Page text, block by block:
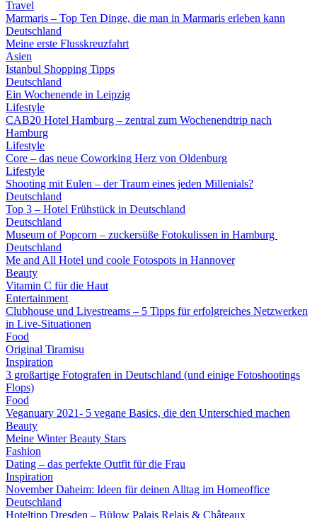
Travel
Marmaris – Top Ten Dinge, die man in Marmaris erleben kann
Deutschland
Meine erste Flusskreuzfahrt
Asien
Istanbul Shopping Tipps
Deutschland
Ein Wochenende in Leipzig
Lifestyle
CAB20 Hotel Hamburg – zentral zum Wochenendtrip nach
Hamburg
Lifestyle
Core – das neue Coworking Herz von Oldenburg
Lifestyle
Shooting mit Eulen – der Traum eines jeden Millenials?
Deutschland
Top 3 – Hotel Frühstück in Deutschland
Deutschland
Museum of Popcorn – zuckersüße Fotokulissen in Hamburg
Deutschland
Me and All Hotel und coole Fotospots in Hannover
Beauty
Vitamin C für die Haut
Entertainment
Clubhouse und Livestreams – 5 Tipps für erfolgreiches Netzwerken
in Live-Situationen
Food
Original Tiramisu
Inspiration
3 großartige Fotografen in Deutschland (und einige Fotoshootings
Flops)
Food
Veganuary 2021- 5 vegane Basics, die den Unterschied machen
Beauty
Meine Winter Beauty Stars
Fashion
Dating – das perfekte Outfit für die Frau
Inspiration
November Daheim: Ideen für deinen Alltag im Homeoffice
Deutschland
Hoteltipp Dresden – Bülow Palais Relais & Châteaux